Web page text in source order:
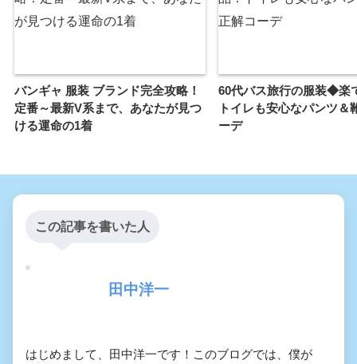
バンギャ 服装 ブランド完全攻略！
定番～最新V系まで、あなたが見つ
ける運命の1着
60代バス旅行の服装◆楽
トイレも安心なパンツ＆
ーデ
この記事を書いた人
田中洋一
はじめまして、田中洋一です！このブログでは、僕が